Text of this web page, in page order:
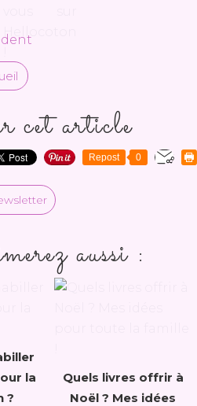
cet article
Repost 0
aussi :
la
?
Quels livres offrir à
Noël ? Mes idées